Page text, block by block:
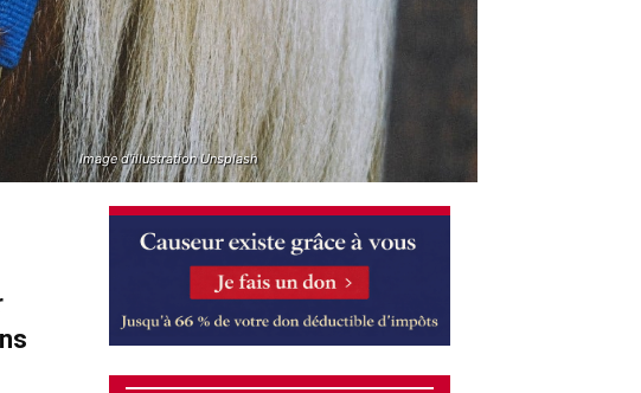
Image d'illustration Unsplash